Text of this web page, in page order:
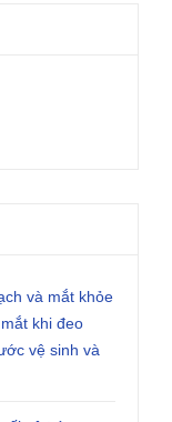
và mắt khỏe
khi đeo
vệ sinh và